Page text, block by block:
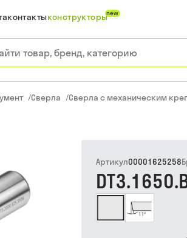
контактыконструкторыnew
/Сверла /Сверла с механическим
Артикул00001625258